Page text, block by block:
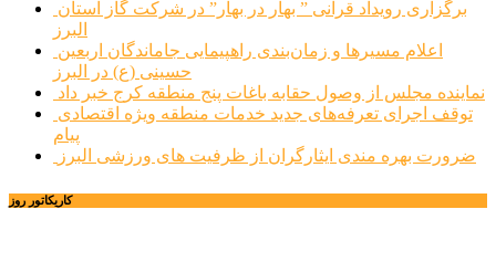
البرز
حسینی (ع) در البرز
نماینده مجلس از وصول حقابه باغات پنج منطقه کرج خبر داد
پیام
ضرورت بهره مندی ایثارگران از ظرفیت های ورزشی البرز
کاریکاتور روز